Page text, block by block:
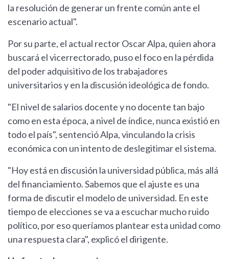
la resolución de generar un frente común ante el
escenario actual".
Por su parte, el actual rector Oscar Alpa, quien ahora
buscará el vicerrectorado, puso el foco en la pérdida
del poder adquisitivo de los trabajadores
universitarios y en la discusión ideológica de fondo.
"El nivel de salarios docente y no docente tan bajo
como en esta época, a nivel de índice, nunca existió en
todo el país", sentenció Alpa, vinculando la crisis
económica con un intento de deslegitimar el sistema.
"Hoy está en discusión la universidad pública, más allá
del financiamiento. Sabemos que el ajuste es una
forma de discutir el modelo de universidad. En este
tiempo de elecciones se va a escuchar mucho ruido
político, por eso queríamos plantear esta unidad como
una respuesta clara", explicó el dirigente.